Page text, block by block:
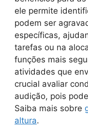
ele permite
podem ser
específicas,
tarefas ou na
funções mais
atividades que
crucial avaliar
audição, pois
Saiba mais sobre
altura.